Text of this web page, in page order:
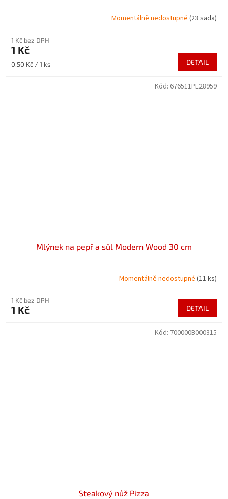
Momentálně nedostupné (23 sada)
1 Kč bez DPH
1 Kč
Měrná
0,50 Kč / 1 ks DETAIL
Mlýnek na pepř a sůl Modern Wood 30 cm
Momentálně nedostupné (11 ks)
1 Kč bez DPH
1 Kč DETAIL
Kód: 676511PE28959
Steakový nůž Pizza
Kód: 700000B000315